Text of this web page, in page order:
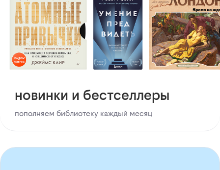
новинки и бестселлеры
пополняем библиотеку каждый месяц